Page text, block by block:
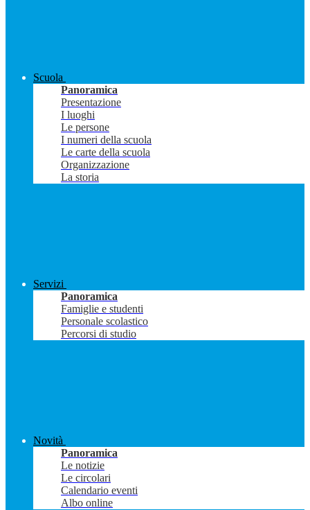
Scuola
Panoramica
Presentazione
I luoghi
Le persone
I numeri della scuola
Le carte della scuola
Organizzazione
La storia
Servizi
Panoramica
Famiglie e studenti
Personale scolastico
Percorsi di studio
Novità
Panoramica
Le notizie
Le circolari
Calendario eventi
Albo online